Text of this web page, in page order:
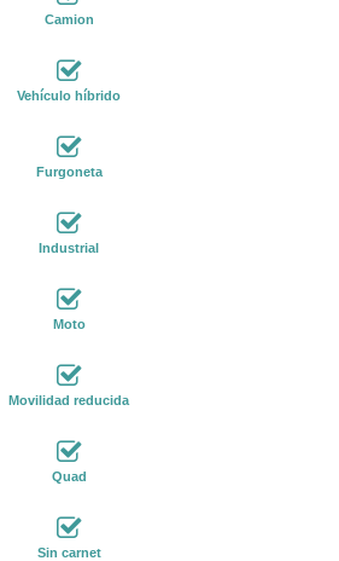
Camion
Vehículo híbrido
Furgoneta
Industrial
Moto
Movilidad reducida
Quad
Sin carnet